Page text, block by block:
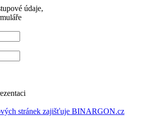
údaje,
stránek zajišťuje BINARGON.cz